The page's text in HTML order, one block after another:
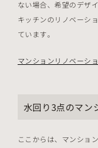
ない場合、希望のデザ
キッチンのリノベーシ
ています。
マンションリノベーシ
水回り3点のマン
ここからは、マンショ